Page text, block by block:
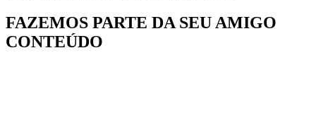
FAZEMOS PARTE DA SEU AMIGO
CONTEÚDO